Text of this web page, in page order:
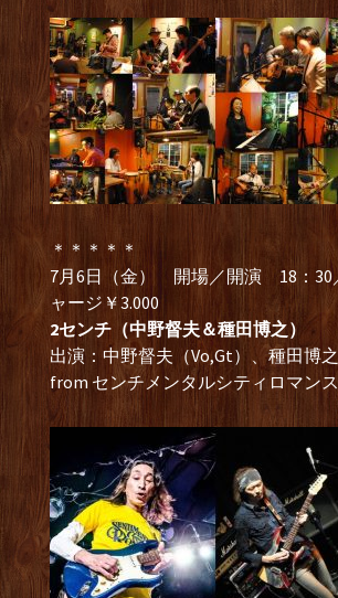
＊＊＊＊＊
7月6日（金） 開場／開演 18：
ャージ￥3.000
2センチ（中野督夫＆種田博之）
出演：中野督夫（Vo,Gt）、種田博
from センチメンタルシティロマンス